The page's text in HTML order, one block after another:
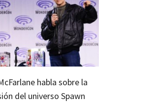
habla sobre la
del universo Spawn